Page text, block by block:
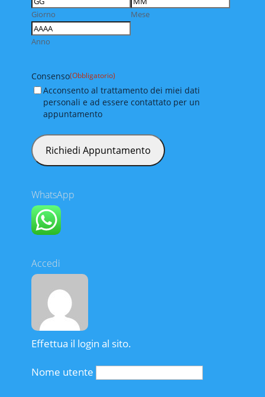
Giorno Mese
Anno
Consenso(Obbligatorio)
Acconsento al trattamento dei miei dati
personali e ad essere contattato per un
appuntamento
WhatsApp
Accedi
Effettua il login al sito.
Nome utente